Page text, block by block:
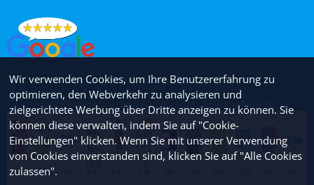
Handelsregisterauszug: 27263707 - USt.: NL8203.95.109.B01
Wir verwenden Cookies, um Ihre Benutzererfahrung zu
optimieren, den Webverkehr zu analysieren und
zielgerichtete Werbung über Dritte anzeigen zu können. Sie
können diese verwalten, indem Sie auf "Cookie-
Einstellungen" klicken. Wenn Sie mit unserer Verwendung
von Cookies einverstanden sind, klicken Sie auf "Alle Cookies
zulassen".